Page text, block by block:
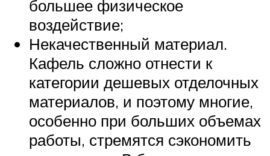
большее физическое
воздействие;
Некачественный материал.
Кафель сложно отнести к
категории дешевых отделочных
материалов, и поэтому многие,
особенно при больших объемах
работы, стремятся сэкономить